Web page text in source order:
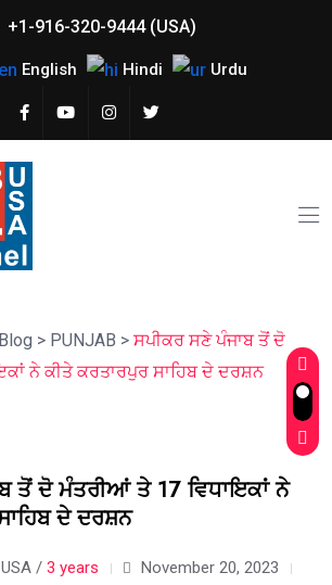
+1-916-320-9444 (USA)
English Hindi Urdu
Blog > PUNJAB > ਸਪੀਕਰ ਸਣੇ ਪੰਜਾਬ ਤੋਂ ਦੋ
ਨੇ ਕੀਤੇ ਕਰਤਾਰਪੁਰ ਸਾਹਿਬ ਦੇ ਦਰਸ਼ਨ
ਤੋਂ ਦੋ ਮੰਤਰੀਆਂ ਤੇ 17 ਵਿਧਾਇਕਾਂ ਨੇ
ਦੇ ਦਰਸ਼ਨ
/ 3 years
November 20, 2023